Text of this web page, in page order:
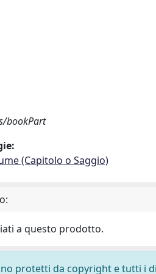
bookPart
(Capitolo o Saggio)
a questo prodotto.
protetti da copyright e tutti i